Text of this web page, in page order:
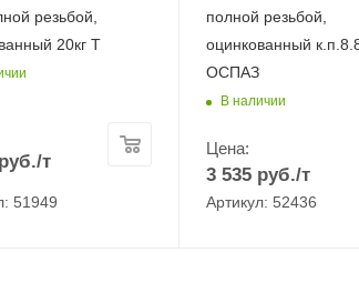
резьбой,
20кг Т
/т
51949
полной резьбой,
оцинкованный
ОСПАЗ
В наличии
Цена:
3 535 руб./т
Артикул: 52436